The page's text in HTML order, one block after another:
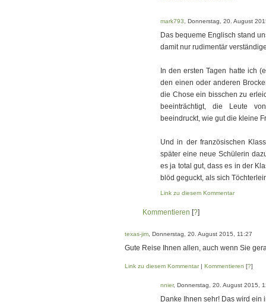
mark793 , Donnerstag, 20. August
Das bequeme Englisch stand
damit nur rudimentär
In den ersten Tagen hatte ich
den einen oder anderen
die Chose ein bisschen zu
beeinträchtigt, die Leute
beeindruckt, wie gut die kleine
Und in der französischen
später eine neue Schülerin
es ja total gut, dass es in der
blöd geguckt, als sich
Link zu diesem Kommentar
Kommentieren [?]
texas-jim , Donnerstag, 20. August 2015, 11:27
Gute Reise Ihnen allen, auch wenn Sie
Link zu diesem Kommentar| Kommentieren [?]
nnier, Donnerstag, 20. August 2015,
Danke Ihnen sehr! Das wird ein